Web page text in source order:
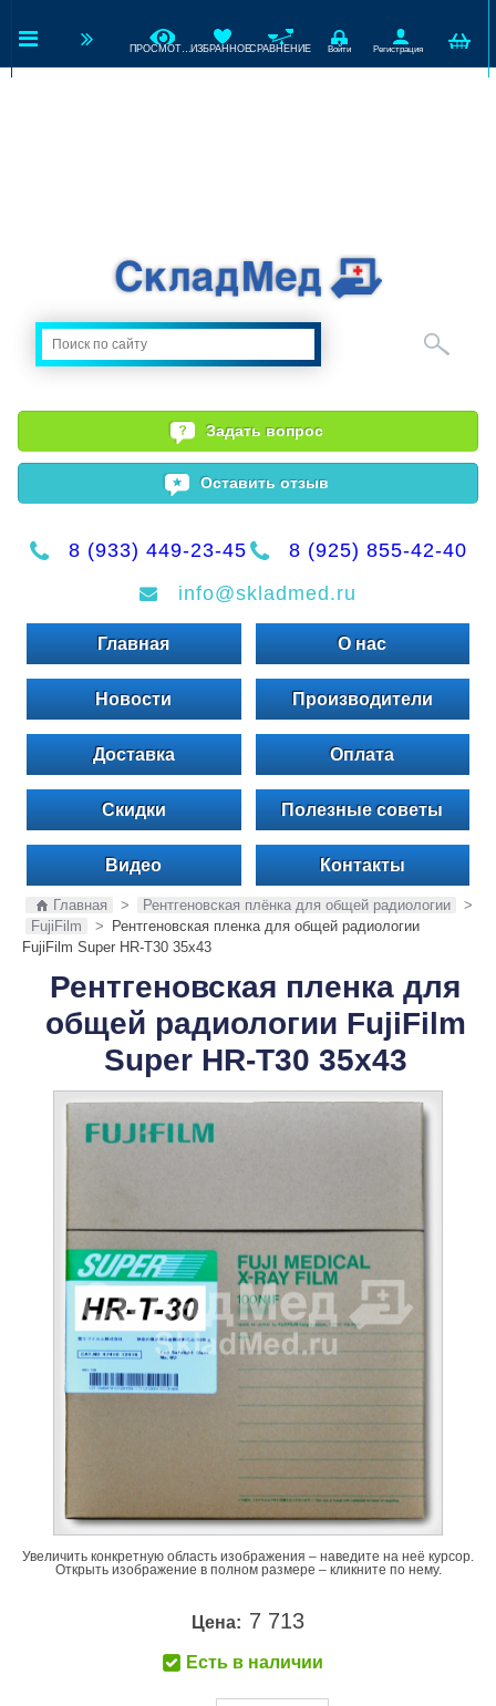
ПРОСМОТРЕННЫЕ ИЗБРАННОЕСРАВНЕНИЕ Войти Регистрация
Задать вопрос
Оставить отзыв
8 (933) 449-23-45
8 (925) 855-42-40
info@skladmed.ru
Главная О нас
Новости Производители
Доставка Оплата
Скидки Полезные советы
Видео Контакты
Главная > Рентгеновская плёнка для общей радиологии
>
FujiFilm
> Рентгеновская пленка для общей радиологии
FujiFilm Super HR-T30 35x43
Рентгеновская пленка для
общей радиологии FujiFilm
Super HR-T30 35x43
Увеличить конкретную область изображения – наведите на неё курсор.
Открыть изображение в полном размере – кликните по нему.
Цена: 7 713
Есть в наличии